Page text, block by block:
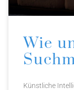
Wie
Künstliche